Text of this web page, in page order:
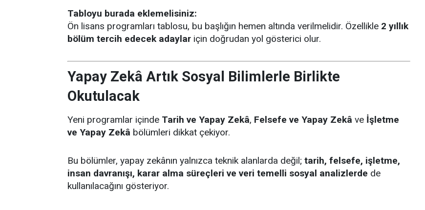
Tabloyu burada eklemelisiniz:
Ön lisans programları tablosu, bu başlığın hemen altında verilmelidir. Özellikle 2 yıllık
bölüm tercih edecek adaylar için doğrudan yol gösterici olur.
Yapay Zekâ Artık Sosyal Bilimlerle Birlikte
Okutulacak
Yeni programlar içinde Tarih ve Yapay Zekâ, Felsefe ve Yapay Zekâ ve İşletme
ve Yapay Zekâ bölümleri dikkat çekiyor.
Bu bölümler, yapay zekânın yalnızca teknik alanlarda değil; tarih, felsefe, işletme,
insan davranışı, karar alma süreçleri ve veri temelli sosyal analizlerde de
kullanılacağını gösteriyor.